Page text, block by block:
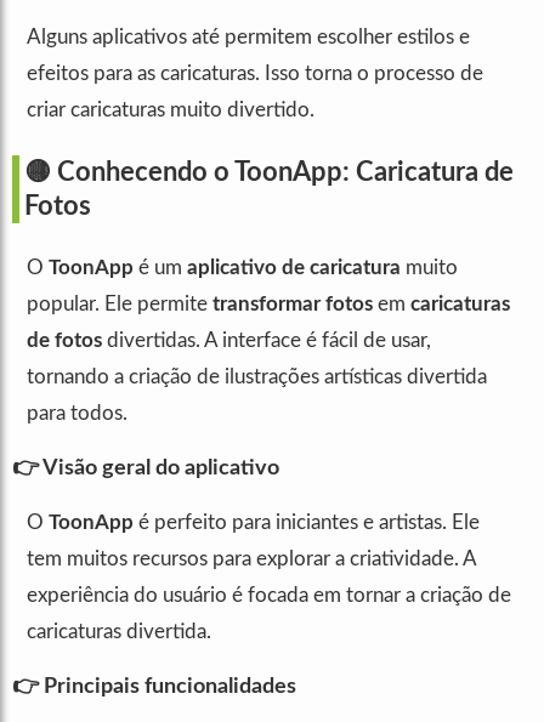
Alguns aplicativos até permitem escolher estilos e
efeitos para as caricaturas. Isso torna o processo de
criar caricaturas muito divertido.
🟡 Conhecendo o ToonApp: Caricatura de
Fotos
O ToonApp é um aplicativo de caricatura muito
popular. Ele permite transformar fotos em caricaturas
de fotos divertidas. A interface é fácil de usar,
tornando a criação de ilustrações artísticas divertida
para todos.
👉 Visão geral do aplicativo
O ToonApp é perfeito para iniciantes e artistas. Ele
tem muitos recursos para explorar a criatividade. A
experiência do usuário é focada em tornar a criação de
caricaturas divertida.
👉 Principais funcionalidades